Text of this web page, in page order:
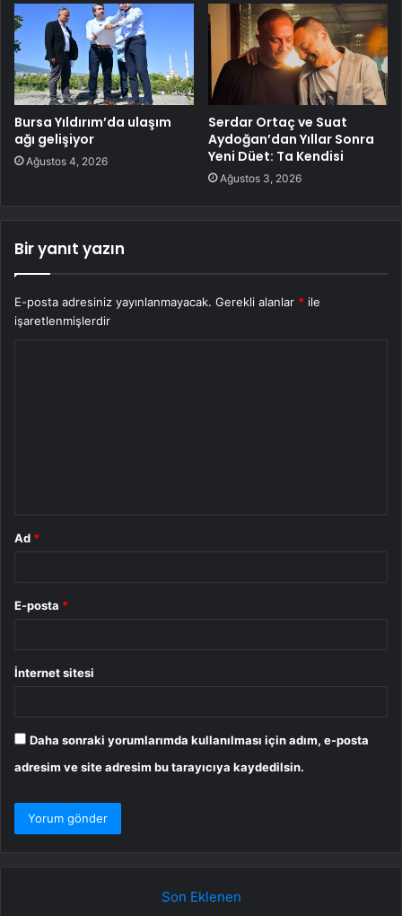
Bursa Yıldırım’da ulaşım
ağı gelişiyor
Ağustos 4, 2026
Serdar Ortaç ve Suat
Aydoğan’dan Yıllar Sonra
Yeni Düet: Ta Kendisi
Ağustos 3, 2026
Bir yanıt yazın
E-posta adresiniz yayınlanmayacak. Gerekli alanlar * ile
işaretlenmişlerdir
Ad *
E-posta *
İnternet sitesi
Daha sonraki yorumlarımda kullanılması için adım, e-posta
adresim ve site adresim bu tarayıcıya kaydedilsin.
Son Eklenen